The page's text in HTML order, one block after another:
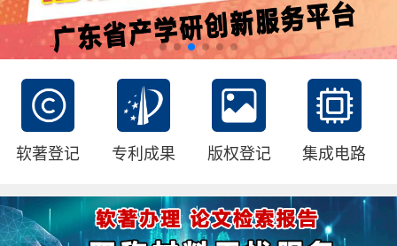
软著登记 专利成果 版权登记 集成电路